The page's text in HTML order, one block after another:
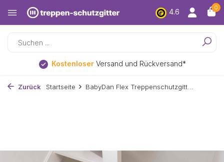
4.6
0
KostenloserVersand und Rückversand*
Zurück Startseite BabyDan Flex Treppenschutzgitt...